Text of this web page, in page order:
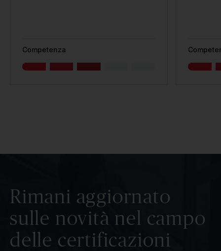
Competenza
Rimani aggiornato
sulle novità nel campo
delle certificazioni